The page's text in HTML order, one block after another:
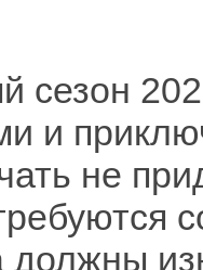
сезон
и
не
должны